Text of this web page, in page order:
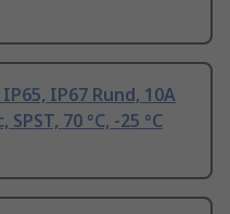
IP67 Rund, 10A
70 °C, -25 °C